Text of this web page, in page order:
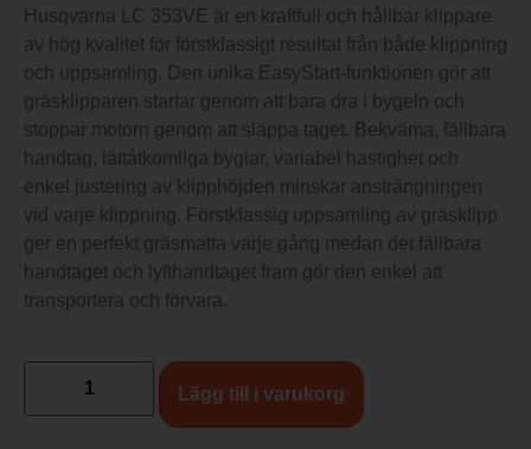
Husqvarna LC 353VE är en kraftfull och hållbar klippare
av hög kvalitet för förstklassigt resultat från både klippning
och uppsamling. Den unika EasyStart-funktionen gör att
gräsklipparen startar genom att bara dra i bygeln och
stoppar motorn genom att släppa taget. Bekväma, fällbara
handtag, lättåtkomliga byglar, variabel hastighet och
enkel justering av klipphöjden minskar ansträngningen
vid varje klippning. Förstklassig uppsamling av gräsklipp
ger en perfekt gräsmatta varje gång medan det fällbara
handtaget och lyfthandtaget fram gör den enkel att
transportera och förvara.
Lägg till i varukorg